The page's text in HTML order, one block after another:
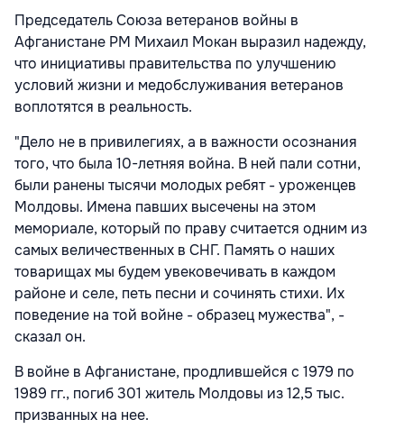
Председатель Союза ветеранов войны в
Афганистане РМ Михаил Мокан выразил надежду,
что инициативы правительства по улучшению
условий жизни и медобслуживания ветеранов
воплотятся в реальность.
"Дело не в привилегиях, а в важности осознания
того, что была 10-летняя война. В ней пали сотни,
были ранены тысячи молодых ребят - уроженцев
Молдовы. Имена павших высечены на этом
мемориале, который по праву считается одним из
самых величественных в СНГ. Память о наших
товарищах мы будем увековечивать в каждом
районе и селе, петь песни и сочинять стихи. Их
поведение на той войне - образец мужества", -
сказал он.
В войне в Афганистане, продлившейся с 1979 по
1989 гг., погиб 301 житель Молдовы из 12,5 тыс.
призванных на нее.